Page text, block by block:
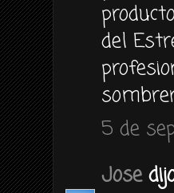
del
5 de
Jose